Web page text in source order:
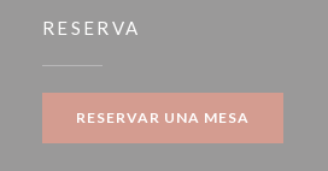
RESERVA
RESERVAR UNA MESA